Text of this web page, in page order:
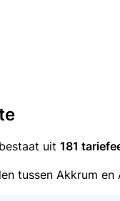
uit 181
tussen Akkrum en